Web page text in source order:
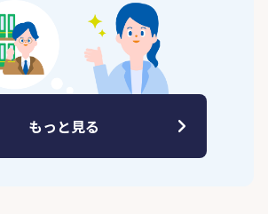
もっと見る